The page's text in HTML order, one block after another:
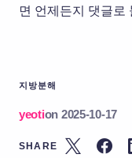
면 언제든지 댓글로
지방분해
yeotion 2025-10-17
SHARE